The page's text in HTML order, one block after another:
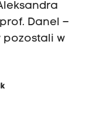
Danel –
pozostali w